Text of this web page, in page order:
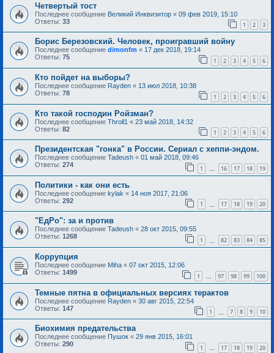
Четвертый тост
Последнее сообщение Великий Инквизитор « 09 фев 2019, 15:10
Ответы: 33 1 2 3
Борис Березовский. Человек, проигравший войну
Последнее сообщение dimonfm « 17 дек 2018, 19:14
Ответы: 75 1 2 3 4 5 6
Кто пойдет на выборы?
Последнее сообщение Rayden « 13 июл 2018, 10:38
Ответы: 78 1 2 3 4 5 6
Кто такой господин Ройзман?
Последнее сообщение Throll1 « 23 май 2018, 14:32
Ответы: 82 1 2 3 4 5 6
Президентская "гонка" в России. Сериал с хеппи-эндом.
Последнее сообщение Tadeush « 01 май 2018, 09:46
Ответы: 274 1 … 16 17 18 19
Политики - как они есть
Последнее сообщение kylak « 14 ноя 2017, 21:06
Ответы: 292 1 17 18 19 20
"ЕдРо": за и против
Последнее сообщение Tadeush « 28 окт 2015, 09:55
Ответы: 1268 1 82 83 84 85
Коррупция
Последнее сообщение Miha « 07 окт 2015, 12:06
Ответы: 1499 1 … 97 98 99 100
Темные пятна в официальных версиях терактов
Последнее сообщение Rayden « 30 авг 2015, 22:54
Ответы: 147 1 7 8 9 10
Биохимия предательства
Последнее сообщение Пушок « 29 янв 2015, 16:01
Ответы: 290 1 … 17 18 19 20